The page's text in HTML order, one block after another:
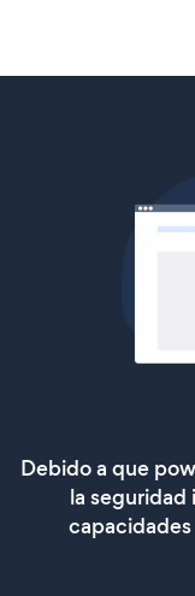
Debido a que
la seguridad